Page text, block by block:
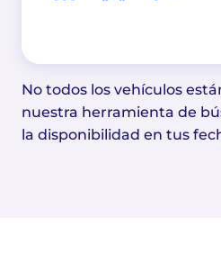
No todos los vehículos
nuestra herramienta de
la disponibilidad en tus